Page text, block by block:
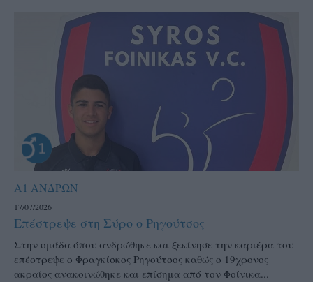
Α1 ΑΝΔΡΩΝ
17/07/2026
Επέστρεψε στη Σύρο ο Ρηγούτσος
Στην ομάδα όπου ανδρώθηκε και ξεκίνησε την καριέρα του
επέστρεψε ο Φραγκίσκος Ρηγούτσος καθώς ο 19χρονος
ακραίος ανακοινώθηκε και επίσημα από τον Φοίνικα...